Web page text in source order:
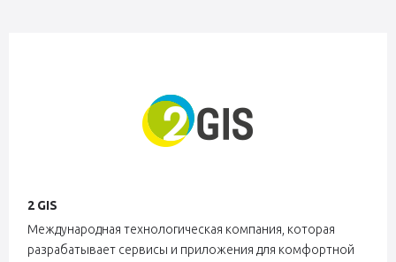
2 GIS
Международная технологическая компания, которая
разрабатывает сервисы и приложения для комфортной